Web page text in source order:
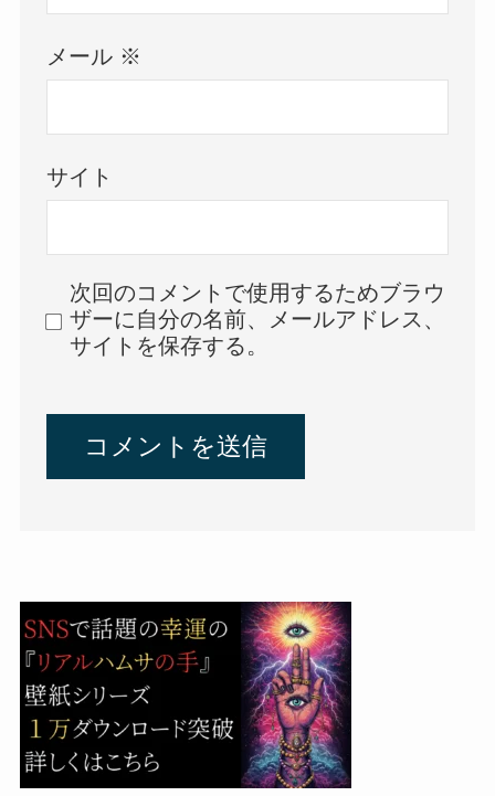
メール ※
サイト
次回のコメントで使用するためブラウ
ザーに自分の名前、メールアドレス、
サイトを保存する。